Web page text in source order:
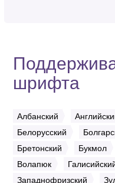
шрифта
Албанский
Белорусский
Бретонский
Букмол
Волапюк
Западнофризский